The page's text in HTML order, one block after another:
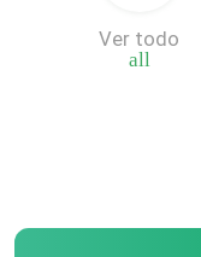
all
Ver todo